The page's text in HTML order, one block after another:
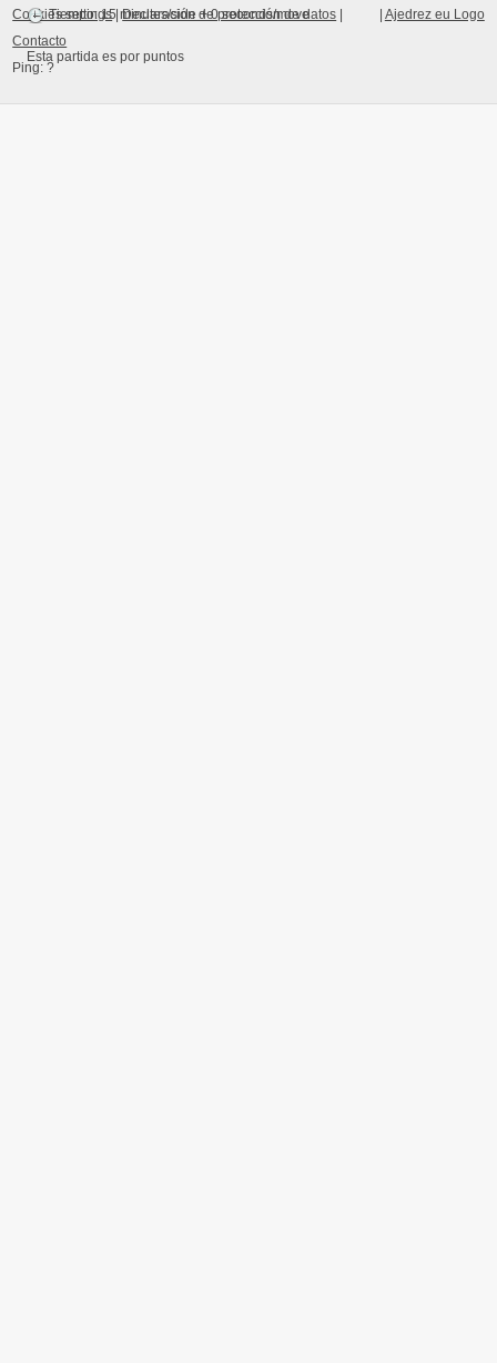
Tiempo: 15 minutes/side + 0 seconds/move
Esta partida es por puntos
Ajedrez eu Logo
Cookies settings|Declaración de protección de datos
Contacto
Ping:?